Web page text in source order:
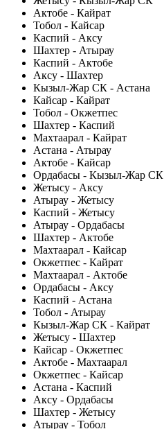
Актобе - Кайрат
Тобол - Кайсар
Каспий - Аксу
Шахтер - Атырау
Каспий - Актобе
Аксу - Шахтер
Кызыл-Жар СК - Астана
Кайсар - Кайрат
Тобол - Окжетпес
Шахтер - Каспий
Махтаарал - Кайрат
Астана - Атырау
Актобе - Кайсар
Ордабасы - Кызыл-Жар СК
Жетысу - Аксу
Атырау - Жетысу
Каспий - Жетысу
Атырау - Ордабасы
Шахтер - Актобе
Махтаарал - Кайсар
Окжетпес - Кайрат
Махтаарал - Актобе
Ордабасы - Аксу
Каспий - Астана
Тобол - Атырау
Кызыл-Жар СК - Кайрат
Жетысу - Шахтер
Кайсар - Окжетпес
Актобе - Махтаарал
Окжетпес - Кайсар
Астана - Каспий
Аксу - Ордабасы
Шахтер - Жетысу
Атырау - Тобол